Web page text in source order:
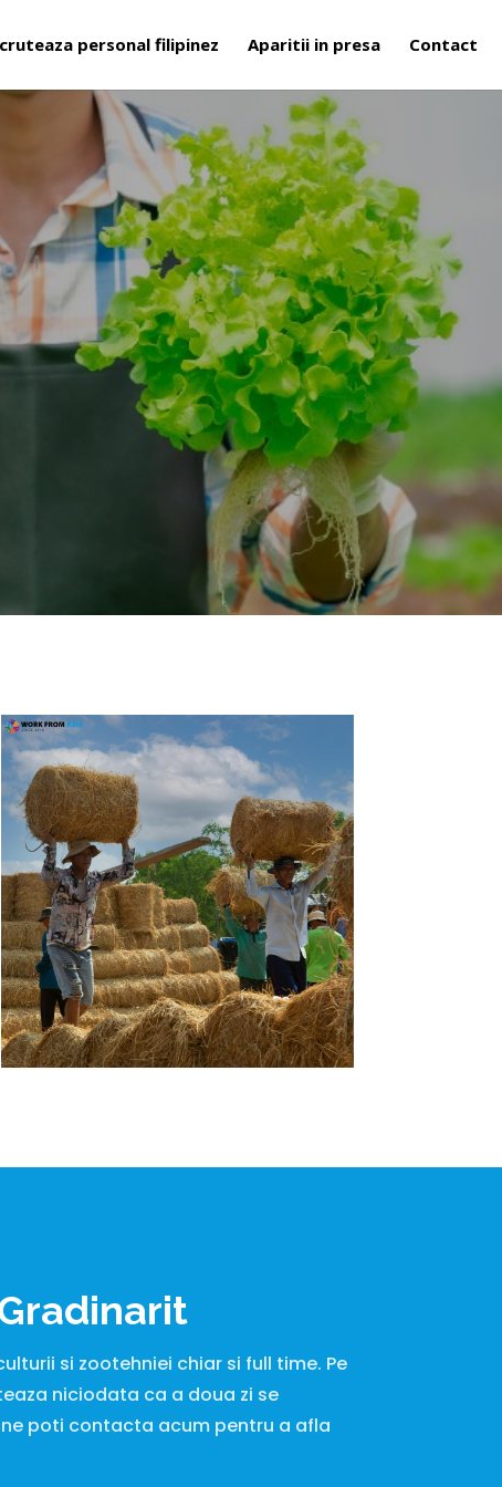
personal filipinez Aparitii in presa Contact
si zootehniei chiar si full time. Pe
niciodata ca a doua zi se
poti contacta acum pentru a afla